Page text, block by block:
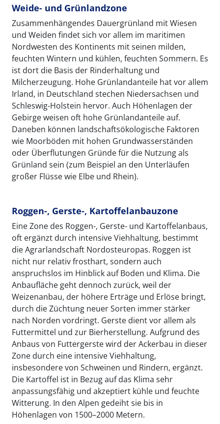
Weide- und Grünlandzone
Zusammenhängendes Dauergrünland mit Wiesen
und Weiden findet sich vor allem im maritimen
Nordwesten des Kontinents mit seinen milden,
feuchten Wintern und kühlen, feuchten Sommern. Es
ist dort die Basis der Rinderhaltung und
Milcherzeugung. Hohe Grünlandanteile hat vor allem
Irland, in Deutschland stechen Niedersachsen und
Schleswig-Holstein hervor. Auch Höhenlagen der
Gebirge weisen oft hohe Grünlandanteile auf.
Daneben können landschaftsökologische Faktoren
wie Moorböden mit hohen Grundwasserständen
oder Überflutungen Gründe für die Nutzung als
Grünland sein (zum Beispiel an den Unterläufen
großer Flüsse wie Elbe und Rhein).
Roggen-, Gerste-, Kartoffelanbauzone
Eine Zone des Roggen-, Gerste- und Kartoffelanbaus,
oft ergänzt durch intensive Viehhaltung, bestimmt
die Agrarlandschaft Nordosteuropas. Roggen ist
nicht nur relativ frosthart, sondern auch
anspruchslos im Hinblick auf Boden und Klima. Die
Anbaufläche geht dennoch zurück, weil der
Weizenanbau, der höhere Erträge und Erlöse bringt,
durch die Züchtung neuer Sorten immer stärker
nach Norden vordringt. Gerste dient vor allem als
Futtermittel und zur Bierherstellung. Aufgrund des
Anbaus von Futtergerste wird der Ackerbau in dieser
Zone durch eine intensive Viehhaltung,
insbesondere von Schweinen und Rindern, ergänzt.
Die Kartoffel ist in Bezug auf das Klima sehr
anpassungsfähig und akzeptiert kühle und feuchte
Witterung. In den Alpen gedeiht sie bis in
Höhenlagen von 1500–2000 Metern.